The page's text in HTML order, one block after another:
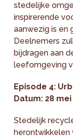
stedelijke
inspirerende
aanwezig is en
Deelnemers
bijdragen aan
leefomgeving
Episode 4:
Datum: 28 mei
Stedelijk
herontwikkelen